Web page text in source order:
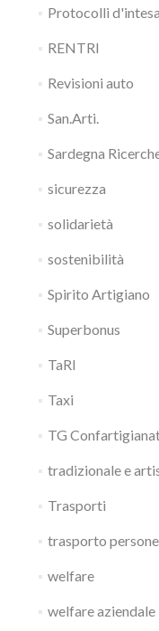
Protocolli d'intesa
RENTRI
Revisioni auto
San.Arti.
Sardegna
sicurezza
solidarietà
sostenibilità
Spirito Artigiano
Superbonus
TaRI
Taxi
TG
tradizionale e
Trasporti
trasporto persone
welfare
welfare aziendale